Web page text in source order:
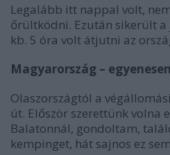
Legalább itt nappal volt,
őrültködni. Ezután sikerült
kb. 5 óra volt átjutni az
Magyarország –
Olaszországtól a
út. Először szerettünk volna
Balatonnál, gondoltam,
kempinget, hát sajnos ez